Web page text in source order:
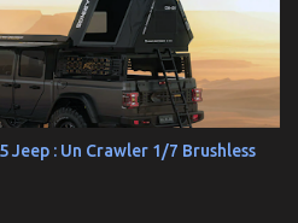
Conçue pour répondre aux
elle se distingue par ses
et sa modularité, des
off-road.
Jeep : Un Crawler 1/7 Brushless